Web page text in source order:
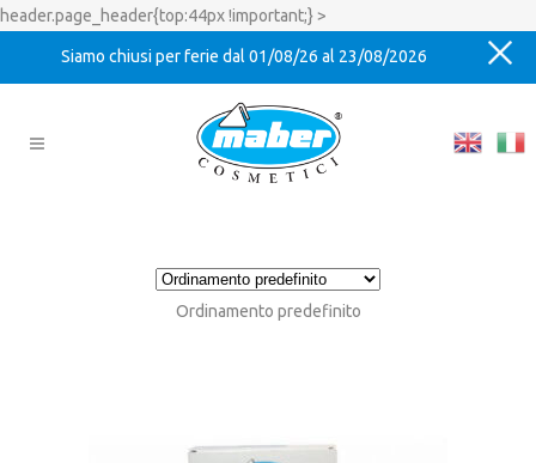
header.page_header{top:44px !important;} >
Siamo chiusi per ferie dal 01/08/26 al 23/08/2026
Ordinamento predefinito